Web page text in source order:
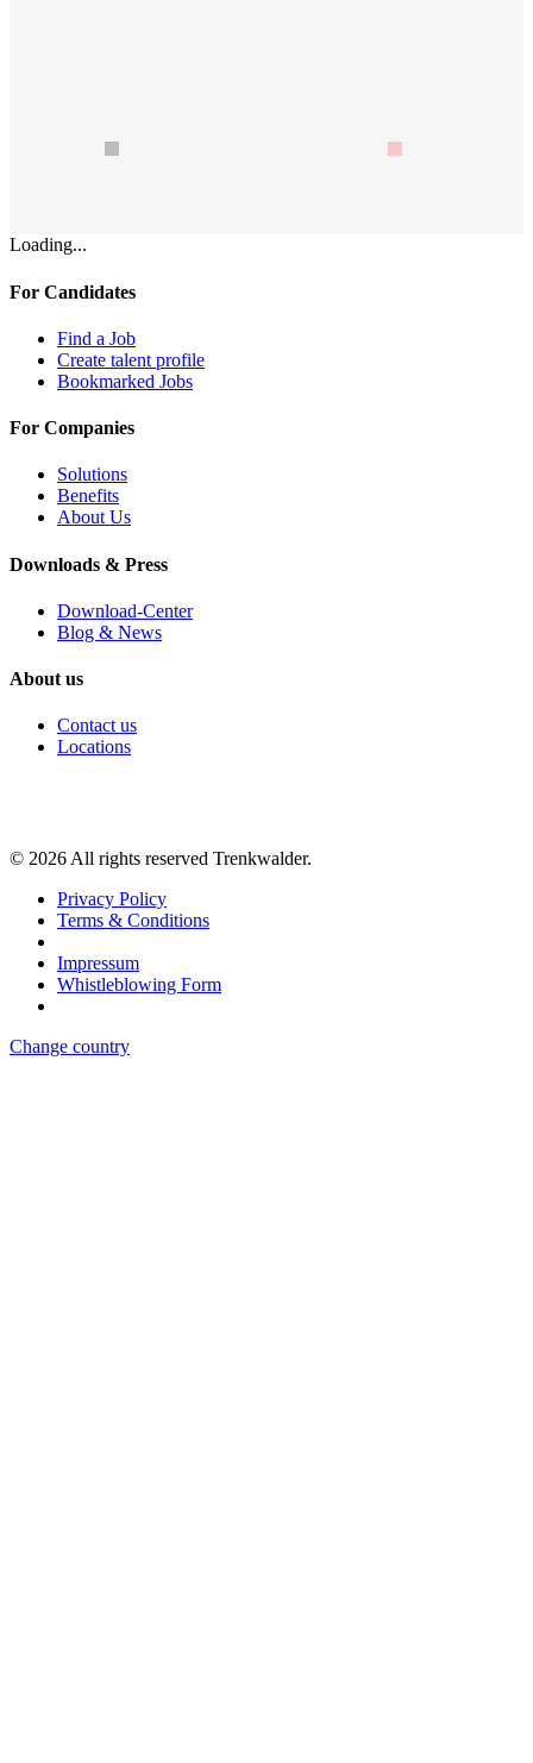
Loading...
For Candidates
Find a Job
Create talent profile
Bookmarked Jobs
For Companies
Solutions
Benefits
About Us
Downloads & Press
Download-Center
Blog & News
About us
Contact us
Locations
© 2026 All rights reserved Trenkwalder.
Privacy Policy
Terms & Conditions
Impressum
Whistleblowing Form
Change country